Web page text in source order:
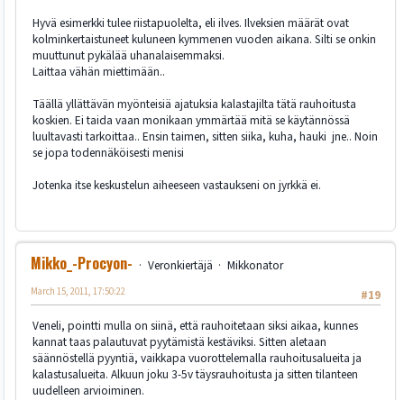
Hyvä esimerkki tulee riistapuolelta, eli ilves. Ilveksien määrät ovat
kolminkertaistuneet kuluneen kymmenen vuoden aikana. Silti se onkin
muuttunut pykälää uhanalaisemmaksi.
Laittaa vähän miettimään..
Täällä yllättävän myönteisiä ajatuksia kalastajilta tätä rauhoitusta
koskien. Ei taida vaan monikaan ymmärtää mitä se käytännössä
luultavasti tarkoittaa.. Ensin taimen, sitten siika, kuha, hauki jne.. Noin
se jopa todennäköisesti menisi
Jotenka itse keskustelun aiheeseen vastaukseni on jyrkkä ei.
Mikko_-Procyon- Veronkiertäjä
Mikkonator
#19
March 15, 2011, 17:50:22
Veneli, pointti mulla on siinä, että rauhoitetaan siksi aikaa, kunnes
kannat taas palautuvat pyytämistä kestäviksi. Sitten aletaan
säännöstellä pyyntiä, vaikkapa vuorottelemalla rauhoitusalueita ja
kalastusalueita. Alkuun joku 3-5v täysrauhoitusta ja sitten tilanteen
uudelleen arvioiminen.